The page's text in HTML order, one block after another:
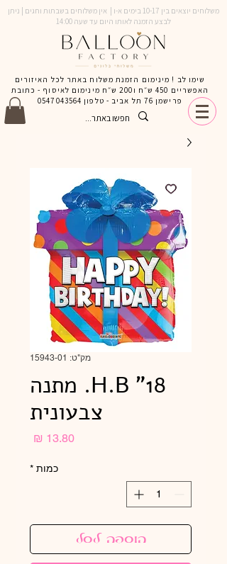
משלוחים יוצאים בין 10-17 בימים א-ו | אין משלוחים בשבתות וחגים | ניתן
לבצע הזמנה לאותו היום עד שעה 14:00
שימו לב ! מינימום הזמנת משלוח באתר לכל האיזורים
האפשריים 450 ש״ח ו200 ש״ח מינימום לאיסוף - כתובת
פרישמן 76 תל אביב - טלפון
0547043564
מק"ט: 15943-01
H.B "18. מתנה
צבעונית
כמות *
הוספה לסל